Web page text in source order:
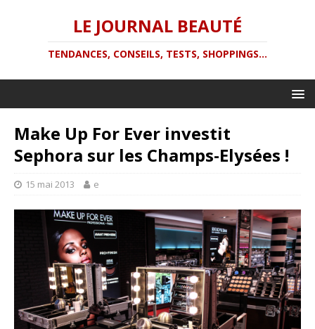
LE JOURNAL BEAUTÉ
TENDANCES, CONSEILS, TESTS, SHOPPINGS...
Make Up For Ever investit
Sephora sur les Champs-Elysées !
15 mai 2013 e